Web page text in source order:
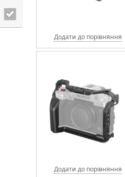
Додати до порівняння
Додати до порівняння